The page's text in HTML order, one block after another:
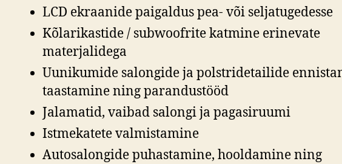
LCD ekraanide paigaldus pea- või seljatugedesse
Kõlarikastide / subwoofrite katmine erinevate
materjalidega
Uunikumide salongide ja polstridetailide
taastamine ning parandustööd
Jalamatid, vaibad salongi ja pagasiruumi
Istmekatete valmistamine
Autosalongide puhastamine, hooldamine ning